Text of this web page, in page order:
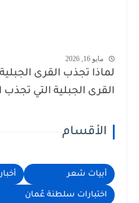
مايو 16, 2026
لماذا تجذب القرى
القرى الجبلية التي تجذب
الأقسام
أبيات شعر
اختبارات سلطنة عُمان